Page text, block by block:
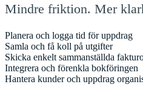
Mindre friktion. Mer
Planera och logga tid för uppdrag
Samla och få koll på utgifter
Skicka enkelt sammanställda
Integrera och förenkla bokföringen
Hantera kunder och uppdrag